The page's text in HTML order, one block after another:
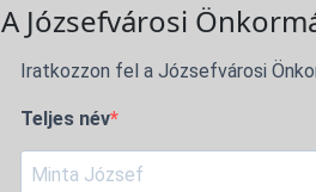
A Józsefvárosi
Iratkozzon fel a Józsefvárosi
Teljes név